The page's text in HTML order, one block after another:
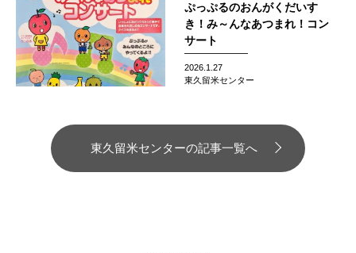
ぷっぷるのおんがくだいす
き！み～んなあつまれ！コン
サート
2026.1.27
東久留米センター
東久留米センターの記事一覧へ